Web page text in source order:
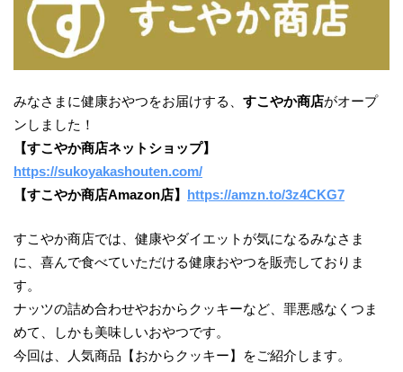
みなさまに健康おやつをお届けする、 すこやか商店がオープ
ンしました！
【すこやか商店ネットショップ】
https://sukoyakashouten.com/
【すこやか商店Amazon店】 https://amzn.to/3z4CKG7
すこやか商店では、健康やダイエットが気になるみなさま
に、喜んで食べていただける健康おやつを販売しておりま
す。
ナッツの詰め合わせやおからクッキーなど、罪悪感なくつま
めて、しかも美味しいおやつです。
今回は、人気商品【おからクッキー】をご紹介します。